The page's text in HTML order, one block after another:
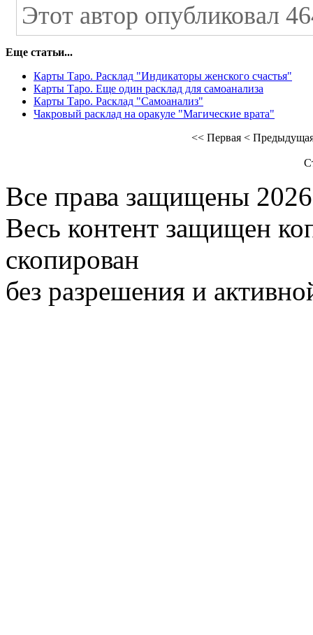
Этот автор опубликовал
Еще статьи...
Карты Таро. Расклад "Индикаторы женского счастья"
Карты Таро. Еще один расклад для самоанализа
Карты Таро. Расклад "Самоанализ"
Чакровый расклад на оракуле "Магические врата"
<< Первая <
Все права защищены 2026
Весь контент защищен
скопирован
без разрешения и